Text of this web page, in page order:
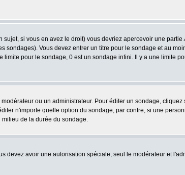
si vous en avez le droit) vous devriez apercevoir une partie
Vous devez entrer un titre pour le sondage et au
limite pour le sondage, 0 est un sondage infini. Il y a une limite
ou un administrateur. Pour éditer un sondage,
n'importe quelle option du sondage, par contre, si une
milieu de la durée du sondage.
devez avoir une autorisation spéciale, seul le modérateur et